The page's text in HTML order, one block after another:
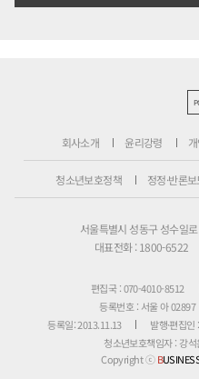
회사소개 윤리강령
청소년보호정책 정정·반론
서울특별시 성동구 성수일
대표전화 : 1800-6522
편집국 : 070-4010-8512
등록번호 : 서울 아 02897
등록일: 2013.11.13
발행·편집
청소년보호책임자 : 강석
Copyright ⓒB